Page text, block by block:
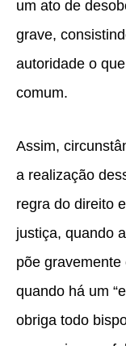
um ato de
grave,
autoridade o
comum.
Assim,
a realização
regra do direito
justiça, quando
põe
quando há um
obriga todo